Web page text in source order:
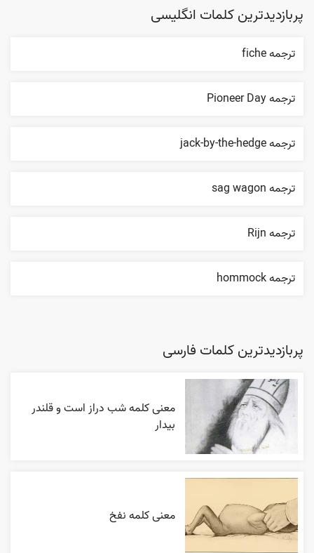
پربازدیدترین کلمات انگلیسی
ترجمه fiche
ترجمه Pioneer Day
ترجمه jack-by-the-hedge
ترجمه sag wagon
ترجمه Rijn
ترجمه hommock
پربازدیدترین کلمات فارسی
معنی کلمه شب دراز است و قلندر
بیدار
معنی کلمه نفخ